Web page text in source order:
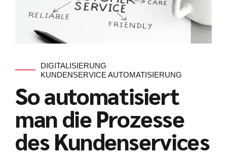
DIGITALISIERUNG
KUNDENSERVICE AUTOMATISIERUNG
So automatisiert
man die Prozesse
des Kundenservices